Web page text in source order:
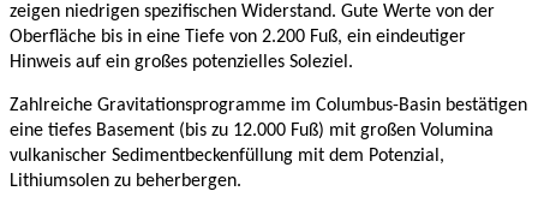
zeigen niedrigen spezifischen Widerstand. Gute Werte von der
Oberfläche bis in eine Tiefe von 2.200 Fuß, ein eindeutiger
Hinweis auf ein großes potenzielles Soleziel.
Zahlreiche Gravitationsprogramme im Columbus-Basin bestätigen
eine tiefes Basement (bis zu 12.000 Fuß) mit großen Volumina
vulkanischer Sedimentbeckenfüllung mit dem Potenzial,
Lithiumsolen zu beherbergen.